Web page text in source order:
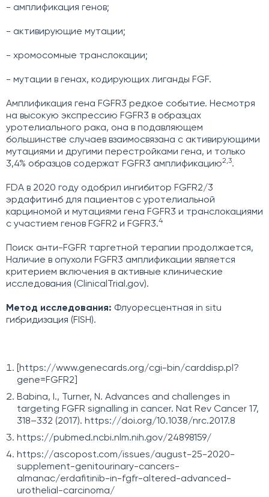
- амплификация генов;
- активирующие мутации;
- хромосомные транслокации;
- мутации в генах, кодирующих лиганды FGF.
Амплификация гена FGFR3 редкое событие. Несмотря
на высокую экспрессию FGFR3 в образцах
уротелиального рака, она в подавляющем
большинстве случаев взаимосвязана с активирующими
мутациями и другими перестройками гена, и только
3,4% образцов содержат FGFR3 амплификацию2,3.
FDA в 2020 году одобрил ингибитор FGFR2/3
эрдафитинб для пациентов с уротелиальной
карциномой и мутациями гена FGFR3 и транслокациями
с участием генов FGFR2 и FGFR3.4
Поиск анти-FGFR таргетной терапии продолжается,
Наличие в опухоли FGFR3 амплификации является
критерием включения в активные клинические
исследования (ClinicalTrial.gov).
Метод исследования: Флуоресцентная in situ
гибридизация (FISH).
[https://www.genecards.org/cgi-bin/carddisp.pl?
gene=FGFR2]
Babina, I., Turner, N. Advances and challenges in
targeting FGFR signalling in cancer. Nat Rev Cancer 17,
318–332 (2017). https://doi.org/10.1038/nrc.2017.8
https://pubmed.ncbi.nlm.nih.gov/24898159/
https://ascopost.com/issues/august-25-2020-
supplement-genitourinary-cancers-
almanac/erdafitinib-in-fgfr-altered-advanced-
urothelial-carcinoma/